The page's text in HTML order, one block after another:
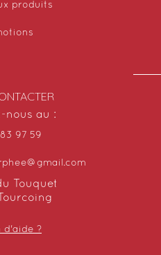
produits
nous au :
97 59
Touquet
d'aide ?